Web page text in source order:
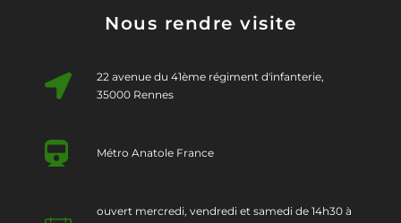
Nous rendre visite
22 avenue du 41ème régiment d'infanterie,
35000 Rennes
Métro Anatole France
ouvert mercredi, vendredi et samedi de 14h30 à